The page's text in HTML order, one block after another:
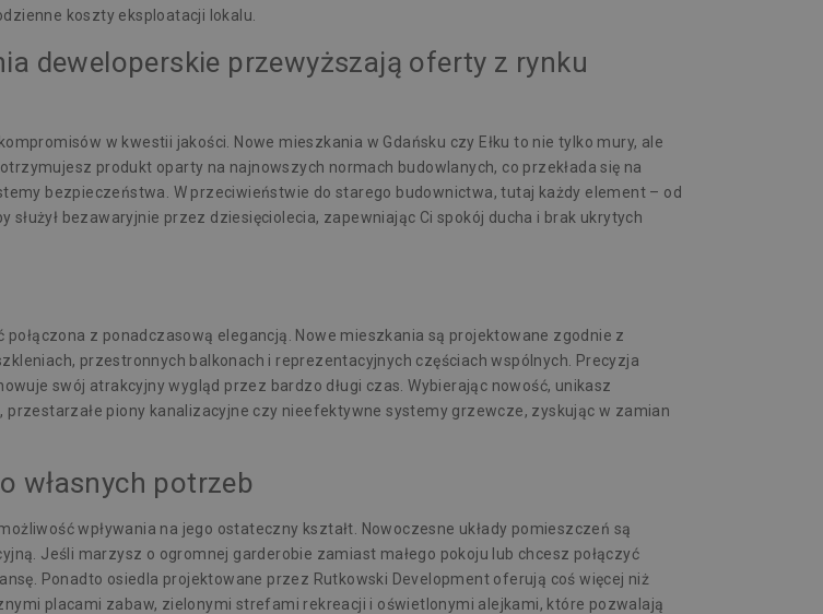
koszty eksploatacji lokalu.
deweloperskie przewyższają oferty z rynku
w kwestii jakości. Nowe mieszkania w Gdańsku czy Ełku to nie tylko mury, ale
produkt oparty na najnowszych normach budowlanych, co przekłada się na
bezpieczeństwa. W przeciwieństwie do starego budownictwa, tutaj każdy element – od
bezawaryjnie przez dziesięciolecia, zapewniając Ci spokój ducha i brak ukrytych
z ponadczasową elegancją. Nowe mieszkania są projektowane zgodnie z
przestronnych balkonach i reprezentacyjnych częściach wspólnych. Precyzja
swój atrakcyjny wygląd przez bardzo długi czas. Wybierając nowość, unikasz
piony kanalizacyjne czy nieefektywne systemy grzewcze, zyskując w zamian
własnych potrzeb
wpływania na jego ostateczny kształt. Nowoczesne układy pomieszczeń są
Jeśli marzysz o ogromnej garderobie zamiast małego pokoju lub chcesz połączyć
Ponadto osiedla projektowane przez Rutkowski Development oferują coś więcej niż
placami zabaw, zielonymi strefami rekreacji i oświetlonymi alejkami, które pozwalają